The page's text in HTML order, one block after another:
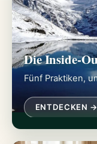
Die Inside-
Fünf Praktiken,
ENTDECKEN →